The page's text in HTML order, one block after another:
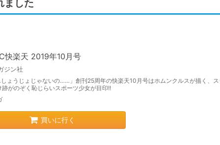
ました
快楽天 2019年10月号
ジン社
ょうじょじゃないの……」創刊25周年の快楽天10月号はホムンクルスが描く、
跡がのぞく恥じらいスポーツ少女が目印!!
買いに行く